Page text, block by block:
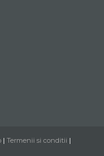
| Termenii si conditii |